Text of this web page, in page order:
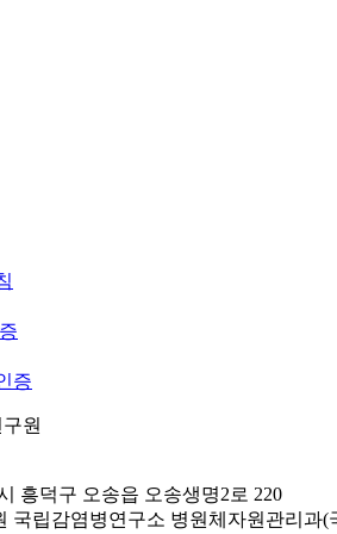
증
원
흥덕구 오송읍 오송생명2로 220
국립감염병연구소 병원체자원관리과(